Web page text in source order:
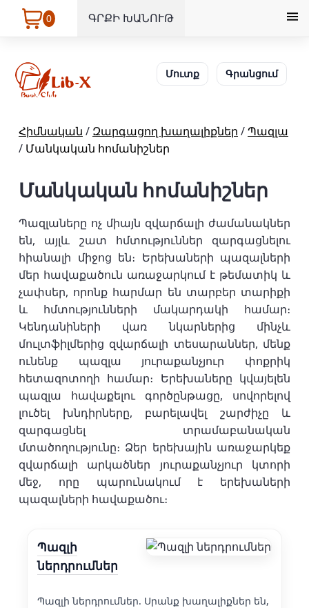
0 ԳՐՔԻ ԽԱՆՈՒԹ
Մուտք Գրանցում
Հիմնական / Զարգացող խաղալիքներ /Պազլա
/ Մանկական հոմանիշներ
Մանկական հոմանիշներ
Պազլաները ոչ միայն զվարճալի ժամանակներ
են, այլև շատ հմտություններ զարգացնելու
հիանալի միջոց են։ Երեխաների պազալների
մեր հավաքածուն առաջարկում է թեմատիկ և
չափսեր, որոնք հարմար են տարբեր տարիքի
և հմտությունների մակարդակի համար։
Կենդանիների վառ նկարներից մինչև
մուլտֆիլմերից զվարճալի տեսարաններ, մենք
ունենք պազլա յուրաքանչյուր փոքրիկ
հետազոտողի համար։ Երեխաները կվայելեն
պազլա հավաքելու գործընթացը, սովորելով
լուծել խնդիրները, բարելավել շարժիչը և
զարգացնել տրամաբանական
մտածողությունը։ Ձեր երեխային առաջարկեք
զվարճալի արկածներ յուրաքանչյուր կտորի
մեջ, որը պարունակում է երեխաների
պազալների հավաքածու։
Պազլի
ներդրումներ
Պազլի ներդրումներ. Սրանք խաղալիքներ են,